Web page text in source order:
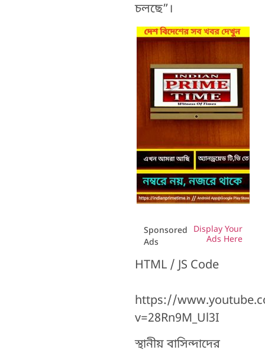
চলছে”।
Sponsored
Ads
Display Your
Ads Here
HTML / JS Code
https://
v=28Rn9M_Ul3I
স্থানীয় বাসিন্দাদের